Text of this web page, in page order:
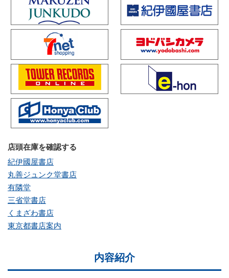
店頭在庫を確認する
紀伊國屋書店
丸善ジュンク堂書店
有隣堂
三省堂書店
くまざわ書店
東京都書店案内
内容紹介